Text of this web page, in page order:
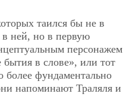
таился бы не в
в ней, но в первую
персонажем
в слове», или тот
более фундаментально
напоминают Траляля и